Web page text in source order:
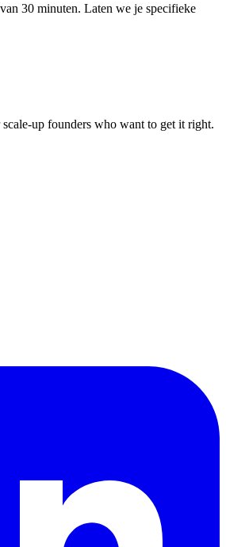
30 minuten. Laten we je specifieke
up founders who want to get it right.